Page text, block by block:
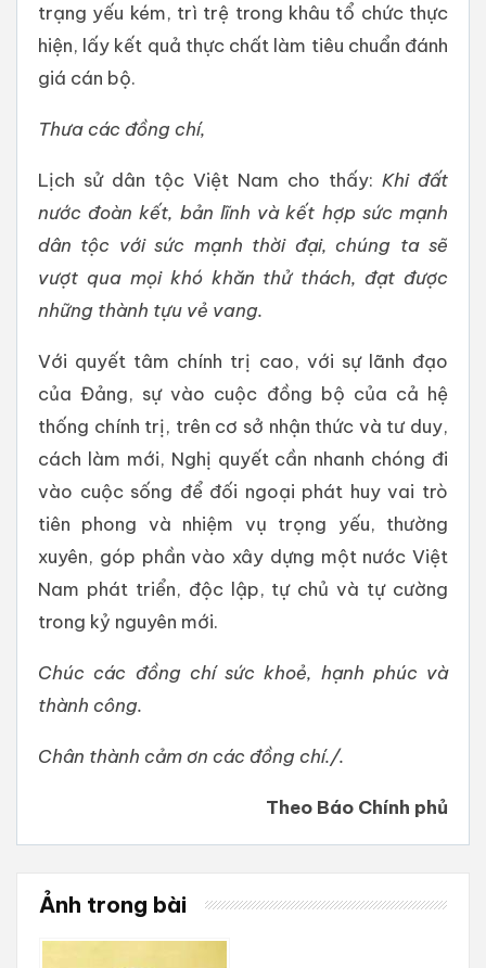
trạng yếu kém, trì trệ trong khâu tổ chức thực
hiện, lấy kết quả thực chất làm tiêu chuẩn đánh
giá cán bộ.
Thưa các đồng chí,
Lịch sử dân tộc Việt Nam cho thấy: Khi đất
nước đoàn kết, bản lĩnh và kết hợp sức mạnh
dân tộc với sức mạnh thời đại, chúng ta sẽ
vượt qua mọi khó khăn thử thách, đạt được
những thành tựu vẻ vang.
Với quyết tâm chính trị cao, với sự lãnh đạo
của Đảng, sự vào cuộc đồng bộ của cả hệ
thống chính trị, trên cơ sở nhận thức và tư duy,
cách làm mới, Nghị quyết cần nhanh chóng đi
vào cuộc sống để đối ngoại phát huy vai trò
tiên phong và nhiệm vụ trọng yếu, thường
xuyên, góp phần vào xây dựng một nước Việt
Nam phát triển, độc lập, tự chủ và tự cường
trong kỷ nguyên mới.
Chúc các đồng chí sức khoẻ, hạnh phúc và
thành công.
Chân thành cảm ơn các đồng chí./.
Theo Báo Chính phủ
Ảnh trong bài